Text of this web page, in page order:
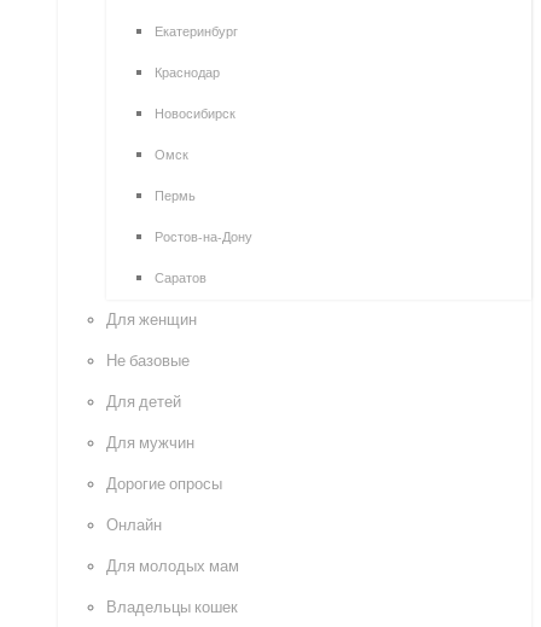
Екатеринбург
Краснодар
Новосибирск
Омск
Пермь
Ростов-на-Дону
Саратов
Для женщин
Не базовые
Для детей
Для мужчин
Дорогие опросы
Онлайн
Для молодых мам
Владельцы кошек